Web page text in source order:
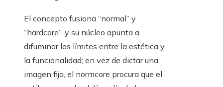
El concepto fusiona “normal” y
“hardcore”, y su núcleo apunta a
difuminar los límites entre la estética y
la funcionalidad; en vez de dictar una
imagen fija, el normcore procura que el